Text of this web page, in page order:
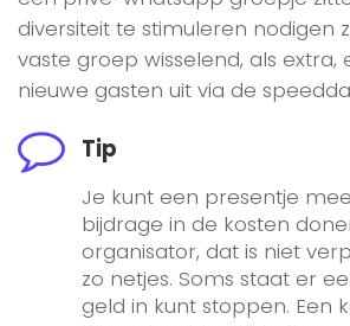
diversiteit te stimuleren nodigen
vaste groep wisselend, als extra,
nieuwe gasten uit via de
Tip
Je kunt een presentje
bijdrage in de kosten
organisator, dat is niet
zo netjes. Soms staat er
geld in kunt stoppen. Een